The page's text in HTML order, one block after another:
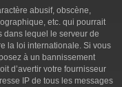
abusif, obscène,
etc. qui pourrait
dans lequel le serveur de
la loi internationale. Si vous
à un bannissement
d’avertir votre fournisseur
IP de tous les messages